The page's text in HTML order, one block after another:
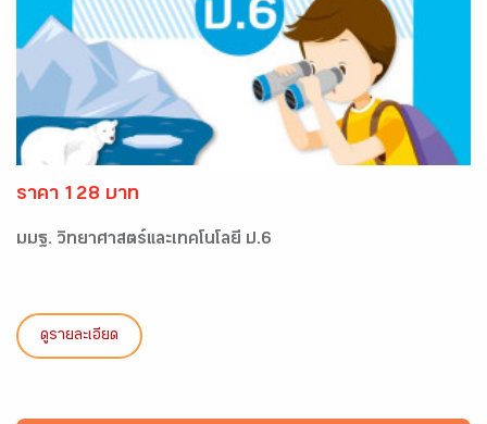
ราคา 128 บาท
มมฐ. วิทยาศาสตร์และเทคโนโลยี ป.6
ดูรายละเอียด